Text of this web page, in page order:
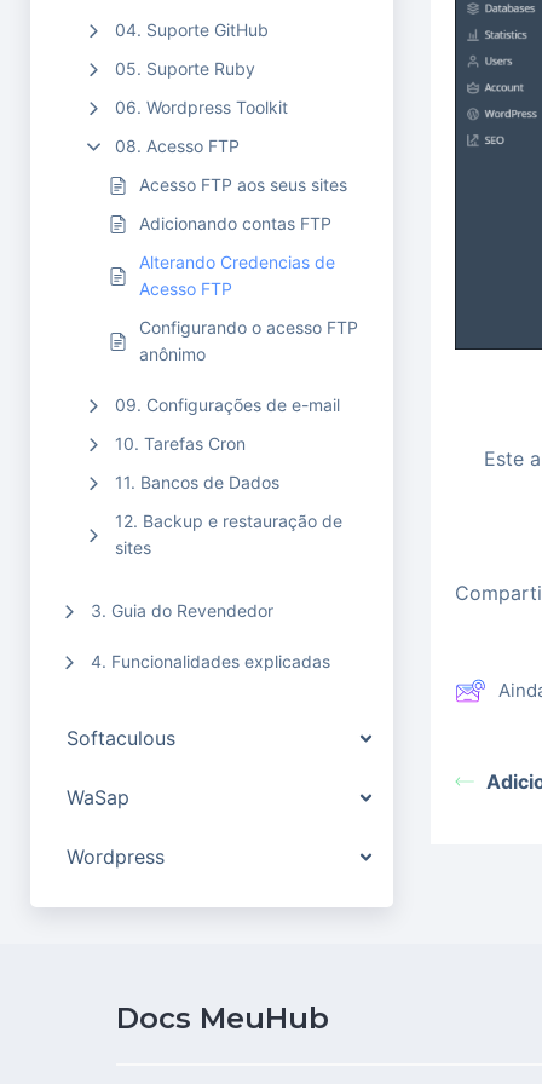
04. Suporte GitHub
05. Suporte Ruby
06. Wordpress Toolkit
08. Acesso FTP
Acesso FTP aos seus sites
Adicionando contas FTP
Alterando Credencias de
Acesso FTP
Configurando o acesso FTP
anônimo
09. Configurações de e-mail
10. Tarefas Cron
11. Bancos de Dados
12. Backup e restauração de
sites
3. Guia do Revendedor
4. Funcionalidades explicadas
Softaculous
WaSap
Wordpress
Este
Docs MeuHub